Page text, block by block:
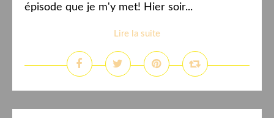
épisode que je m'y met! Hier soir...
Lire la suite